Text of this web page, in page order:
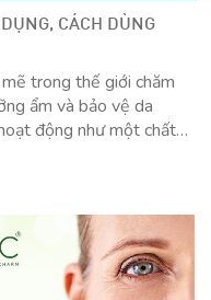
CÁCH DÙNG
trong thế giới chăm
ẩm và bảo vệ da
động như một chất